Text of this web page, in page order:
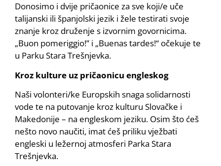
Donosimo i dvije pričaonice za sve koji/e uče
talijanski ili španjolski jezik i žele testirati svoje
znanje kroz druženje s izvornim govornicima.
„Buon pomeriggio!” i „Buenas tardes!“ očekuje te
u Parku Stara Trešnjevka.
Kroz kulture uz pričaonicu engleskog
Naši volonteri/ke Europskih snaga solidarnosti
vode te na putovanje kroz kulturu Slovačke i
Makedonije – na engleskom jeziku. Osim što ćeš
nešto novo naučiti, imat ćeš priliku vježbati
engleski u ležernoj atmosferi Parka Stara
Trešnjevka.